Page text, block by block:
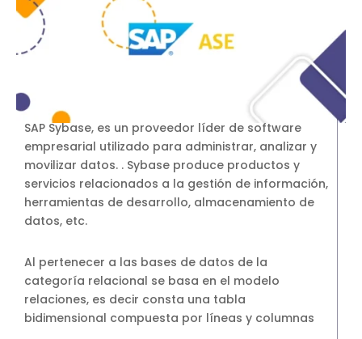
Contacto
Partner SAP en tu Ciudad
Partners Estratégicos
SAP Business One Cloud
SAP Cloud ERP
SAP Cloud ERP RISE
SAP BTP
SAP Business Data Cloud
SOLUCIONES ONPREMISE
SAP Business One
Addons para SAP Business One
SAP Sybase, es un proveedor líder de software
empresarial utilizado para administrar, analizar y
movilizar datos. . Sybase produce productos y
servicios relacionados a la gestión de información,
herramientas de desarrollo, almacenamiento de
datos, etc.
Al pertenecer a las bases de datos de la
categoría relacional se basa en el modelo
relaciones, es decir consta una tabla
bidimensional compuesta por líneas y columnas